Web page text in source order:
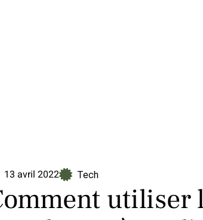
13 avril 2022 Tech
utiliser